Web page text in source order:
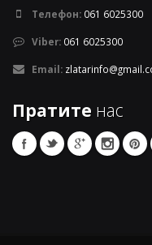
Телефон: 061 6025300
Viber: 061 6025300
Email:
Пратите нас